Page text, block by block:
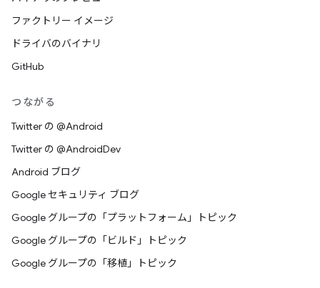
ファクトリー イメージ
ドライバのバイナリ
GitHub
つながる
Twitter の @Android
Twitter の @AndroidDev
Android ブログ
Google セキュリティ ブログ
Google グループの「プラットフォーム」トピック
Google グループの「ビルド」トピック
Google グループの「移植」トピック